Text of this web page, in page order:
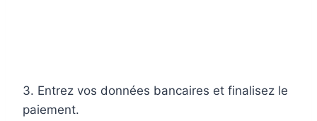
3. Entrez vos données bancaires et finalisez le
paiement.